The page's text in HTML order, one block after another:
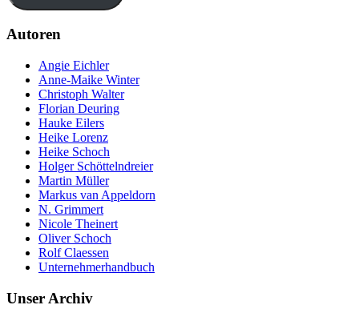
Autoren
Angie Eichler
Anne-Maike Winter
Christoph Walter
Florian Deuring
Hauke Eilers
Heike Lorenz
Heike Schoch
Holger Schöttelndreier
Martin Müller
Markus van Appeldorn
N. Grimmert
Nicole Theinert
Oliver Schoch
Rolf Claessen
Unternehmerhandbuch
Unser Archiv